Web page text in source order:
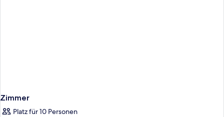
Zimmer
Platz für 10 Personen